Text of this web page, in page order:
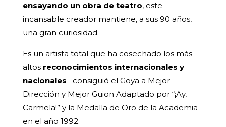
ensayando un obra de teatro, este
incansable creador mantiene, a sus 90 años,
una gran curiosidad.
Es un artista total que ha cosechado los más
altos reconocimientos internacionales y
nacionales –consiguió el Goya a Mejor
Dirección y Mejor Guion Adaptado por “¡Ay,
Carmela!” y la Medalla de Oro de la Academia
en el año 1992.